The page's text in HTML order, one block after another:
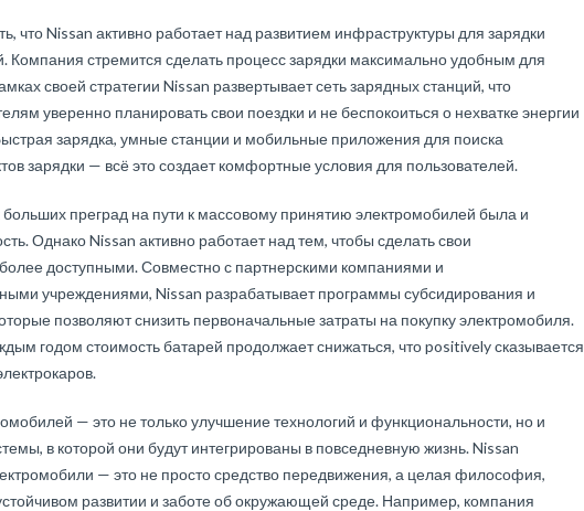
что Nissan активно работает над развитием инфраструктуры для зарядки
Компания стремится сделать процесс зарядки максимально удобным для
своей стратегии Nissan развертывает сеть зарядных станций, что
уверенно планировать свои поездки и не беспокоиться о нехватке энергии
зарядка, умные станции и мобильные приложения для поиска
зарядки — всё это создает комфортные условия для пользователей.
преград на пути к массовому принятию электромобилей была и
Однако Nissan активно работает над тем, чтобы сделать свои
доступными. Совместно с партнерскими компаниями и
учреждениями, Nissan разрабатывает программы субсидирования и
позволяют снизить первоначальные затраты на покупку электромобиля.
годом стоимость батарей продолжает снижаться, что positively сказывается
— это не только улучшение технологий и функциональности, но и
в которой они будут интегрированы в повседневную жизнь. Nissan
— это не просто средство передвижения, а целая философия,
развитии и заботе об окружающей среде. Например, компания